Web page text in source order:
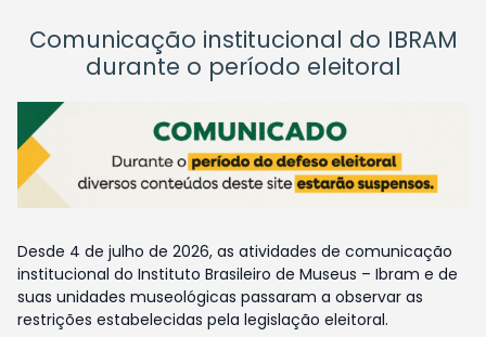
Comunicação institucional do IBRAM
durante o período eleitoral
Desde 4 de julho de 2026, as atividades de comunicação
institucional do Instituto Brasileiro de Museus – Ibram e de
suas unidades museológicas passaram a observar as
restrições estabelecidas pela legislação eleitoral.